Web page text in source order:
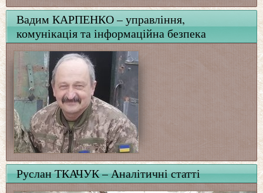
Вадим КАРПЕНКО – управління,
комунікація та інформаційна безпека
Руслан ТКАЧУК – Аналітичні статті